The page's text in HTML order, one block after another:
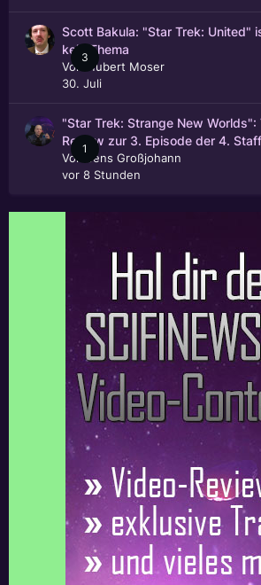
3
Scott Bakula: "Star Trek: United"
kein Thema
Von
Hubert Moser
30. Juli
1
"Star Trek: Strange New Worlds":
Review zur 3. Episode der 4.
Von
Jens Großjohann
vor 8 Stunden